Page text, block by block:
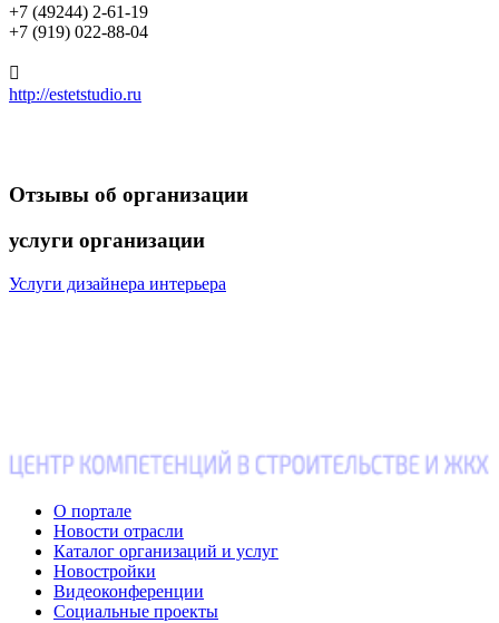
+7 (49244) 2-61-19
+7 (919) 022-88-04

http://estetstudio.ru
Отзывы об организации
услуги организации
Услуги дизайнера интерьера
О портале
Новости отрасли
Каталог организаций и услуг
Новостройки
Видеоконференции
Социальные проекты